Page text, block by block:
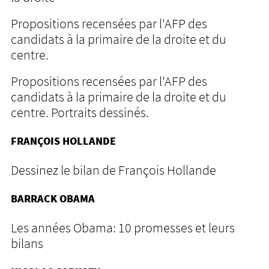
Propositions recensées par l'AFP des
candidats à la primaire de la droite et du
centre.
Propositions recensées par l'AFP des
candidats à la primaire de la droite et du
centre. Portraits dessinés.
FRANÇOIS HOLLANDE
Dessinez le bilan de François Hollande
BARRACK OBAMA
Les années Obama: 10 promesses et leurs
bilans